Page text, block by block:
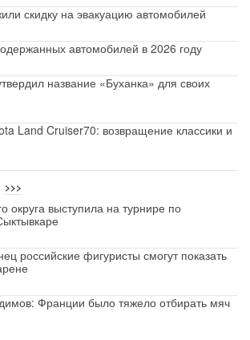
скидку на эвакуацию автомобилей
автомобилей в 2026 году
название «Буханка» для своих
Land Cruiser70: возвращение классики и
>>>
округа выступила на турнире по
российские фигуристы смогут показать
Франции было тяжело отбирать мяч